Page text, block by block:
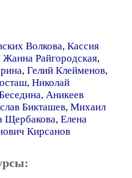
Волкова, Кассия
Жанна Райгородская,
, Гелий Клейменов,
, Николай
, Аникеев
Бикташев, Михаил
Щербакова, Елена
Кирсанов